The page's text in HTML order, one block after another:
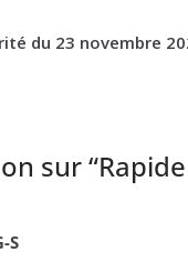
du 23 novembre
sur “
S